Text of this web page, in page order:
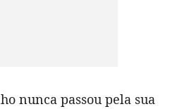
nunca passou pela sua